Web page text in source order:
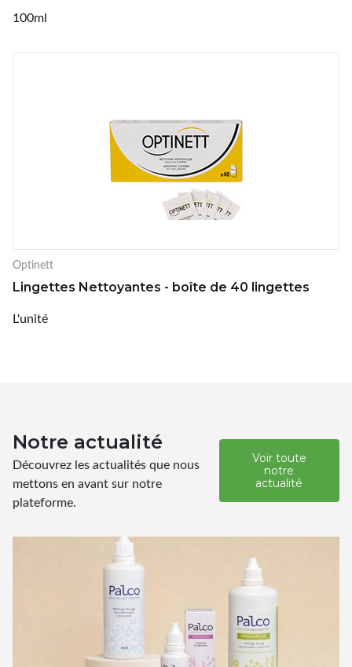
100ml
Optinett
Lingettes Nettoyantes - boîte de 40 lingettes
L'unité
Notre actualité
Découvrez les actualités que nous
mettons en avant sur notre
plateforme.
Voir toute
notre
actualité